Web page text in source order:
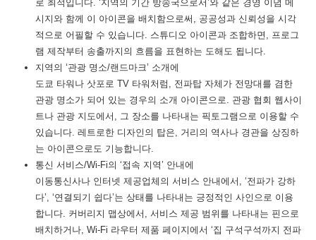
로 최적입니다. ‘지역의 기간 방송국으로서’와 같은 경영 이념 메
시지와 함께 이 아이콘을 배치함으로써, 공공성과 신뢰성을 시각
적으로 어필할 수 있습니다. 스튜디오 아이콘과 조합하면, 프로그
램 제작부터 송출까지의 흐름을 표현하는 도해도 됩니다.
지역의 ‘관광 명소/랜드마크’ 소개에
도쿄 타워나 삿포로 TV 타워처럼, 전파탑 자체가 전망대를 겸한
관광 명소가 되어 있는 경우의 소개 아이콘으로. 관광 협회 웹사이
트나 관광 지도에서, 그 장소를 나타내는 픽토그램으로 이용할 수
있습니다. 레트로한 디자인의 탑은, 거리의 역사나 경관을 상징하
는 아이콘으로도 기능합니다.
통신 서비스/Wi-Fi의 ‘접속 지역’ 안내에
이동통신사나 인터넷 제공업체의 서비스 안내에서, ‘전파가 강하
다’, ‘연결되기 쉽다’는 상태를 나타내는 긍정적인 사인으로 이용
합니다. 커버리지 맵상에서, 서비스 제공 범위를 나타내는 핀으로
배치하거나, Wi-Fi 라우터 제품 페이지에서 ‘집 구석구석까지 전파